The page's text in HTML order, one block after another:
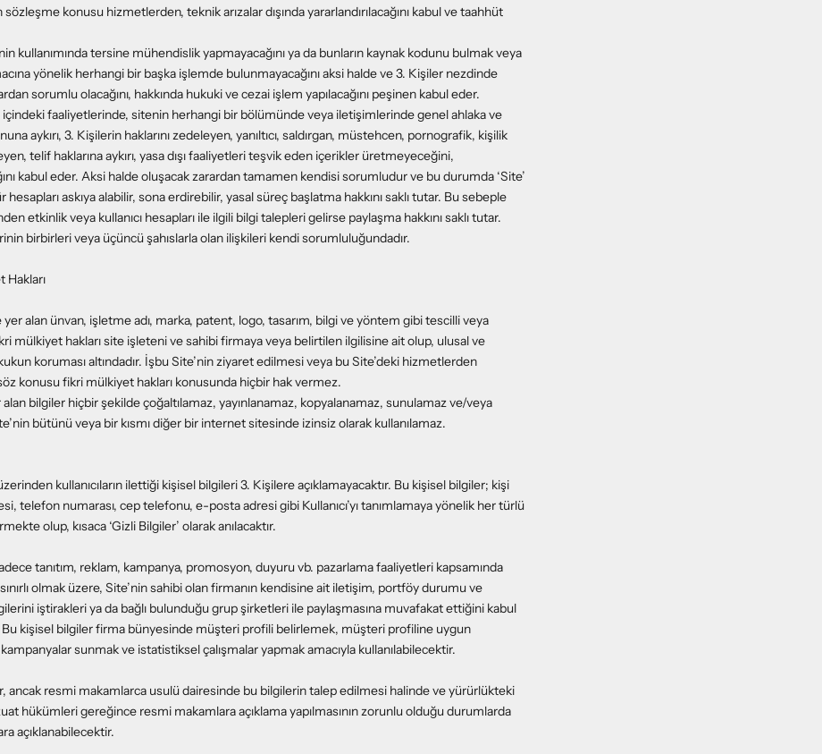
konusu hizmetlerden, teknik arızalar dışında yararlandırılacağını kabul ve taahhüt
kullanımında tersine mühendislik yapmayacağını ya da bunların kaynak kodunu bulmak veya
yönelik herhangi bir başka işlemde bulunmayacağını aksi halde ve 3. Kişiler nezdinde
sorumlu olacağını, hakkında hukuki ve cezai işlem yapılacağını peşinen kabul eder.
içindeki faaliyetlerinde, sitenin herhangi bir bölümünde veya iletişimlerinde genel ahlaka ve
aykırı, 3. Kişilerin haklarını zedeleyen, yanıltıcı, saldırgan, müstehcen, pornografik, kişilik
telif haklarına aykırı, yasa dışı faaliyetleri teşvik eden içerikler üretmeyeceğini,
kabul eder. Aksi halde oluşacak zarardan tamamen kendisi sorumludur ve bu durumda ‘Site’
askıya alabilir, sona erdirebilir, yasal süreç başlatma hakkını saklı tutar. Bu sebeple
etkinlik veya kullanıcı hesapları ile ilgili bilgi talepleri gelirse paylaşma hakkını saklı tutar.
birbirleri veya üçüncü şahıslarla olan ilişkileri kendi sorumluluğundadır.
Hakları
yer alan ünvan, işletme adı, marka, patent, logo, tasarım, bilgi ve yöntem gibi tescilli veya
mülkiyet hakları site işleteni ve sahibi firmaya veya belirtilen ilgilisine ait olup, ulusal ve
koruması altındadır. İşbu Site’nin ziyaret edilmesi veya bu Site’deki hizmetlerden
konusu fikri mülkiyet hakları konusunda hiçbir hak vermez.
alan bilgiler hiçbir şekilde çoğaltılamaz, yayınlanamaz, kopyalanamaz, sunulamaz ve/veya
bütünü veya bir kısmı diğer bir internet sitesinde izinsiz olarak kullanılamaz.
kullanıcıların ilettiği kişisel bilgileri 3. Kişilere açıklamayacaktır. Bu kişisel bilgiler; kişi
telefon numarası, cep telefonu, e-posta adresi gibi Kullanıcı’yı tanımlamaya yönelik her türlü
olup, kısaca ‘Gizli Bilgiler’ olarak anılacaktır.
tanıtım, reklam, kampanya, promosyon, duyuru vb. pazarlama faaliyetleri kapsamında
sınırlı olmak üzere, Site’nin sahibi olan firmanın kendisine ait iletişim, portföy durumu ve
iştirakleri ya da bağlı bulunduğu grup şirketleri ile paylaşmasına muvafakat ettiğini kabul
Bu kişisel bilgiler firma bünyesinde müşteri profili belirlemek, müşteri profiline uygun
sunmak ve istatistiksel çalışmalar yapmak amacıyla kullanılabilecektir.
ancak resmi makamlarca usulü dairesinde bu bilgilerin talep edilmesi halinde ve yürürlükteki
hükümleri gereğince resmi makamlara açıklama yapılmasının zorunlu olduğu durumlarda
açıklanabilecektir.